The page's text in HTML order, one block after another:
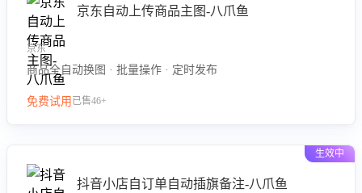
京东自动上传商品主图-八爪鱼
京东
商品全自动换图 · 批量操作 · 定时发布
免费试用 已售46+
生效中
抖音小店自订单自动插旗备注-八爪鱼